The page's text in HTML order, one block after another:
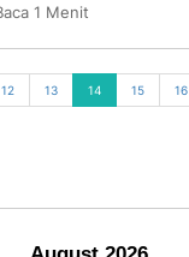
1 Menit
12 13 14 15 16